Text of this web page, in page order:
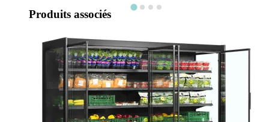
Produits associés